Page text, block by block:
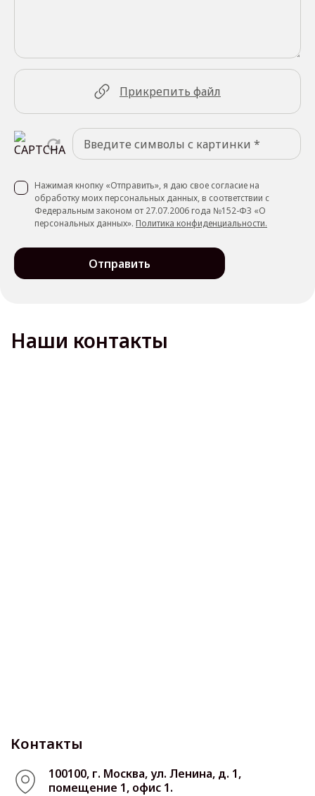
Прикрепить файл
Нажимая кнопку «Отправить», я даю свое согласие на
обработку моих персональных данных, в соответствии с
Федеральным законом от 27.07.2006 года №152-ФЗ «О
персональных данных». Политика конфиденциальности.
Отправить
Наши контакты
Контакты
100100, г. Москва, ул. Ленина, д. 1,
помещение 1, офис 1.